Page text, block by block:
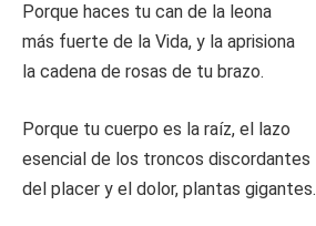
Porque haces tu can de la leona
más fuerte de la Vida, y la aprisiona
la cadena de rosas de tu brazo.
Porque tu cuerpo es la raíz, el lazo
esencial de los troncos discordantes
del placer y el dolor, plantas gigantes.